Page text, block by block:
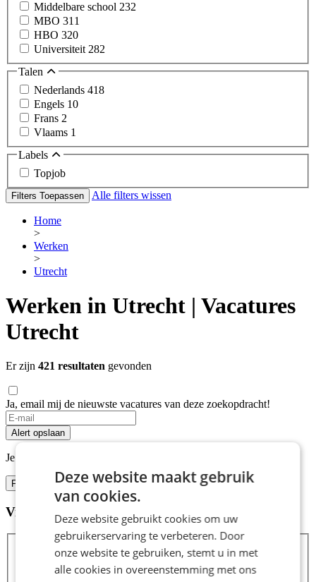
Middelbare school 232
MBO 311
HBO 320
Universiteit282
Talen
Nederlands 418
Engels 10
Frans 2
Vlaams 1
Labels
Topjob
Filters Toepassen Alle filters wissen
Home
>
Werken
>
Utrecht
Werken in Utrecht | Vacatures
Utrecht
Er zijn 421 resultaten gevonden
Ja, email mij de nieuwste vacatures van deze zoekopdracht!
If
you
are
a
ignore
this
field
Alert opslaan
Je kunt vacature-alerts op elk moment uitzetten.
Filters
Vind hier de baan die bij jou past
Zoeken
Deze website maakt gebruik
van cookies.
Deze website gebruikt cookies om uw
gebruikerservaring te verbeteren. Door
onze website te gebruiken, stemt u in met
alle cookies in overeenstemming met ons